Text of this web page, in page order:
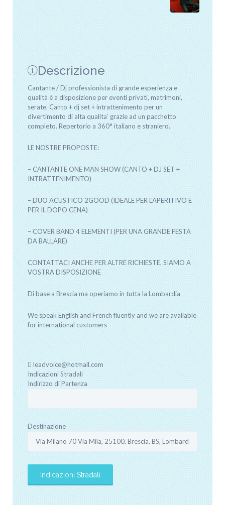
Descrizione
Cantante / Dj professionista di grande esperienza e
qualità è a disposizione per eventi privati, matrimoni,
serate. Canto + dj set + intrattenimento per un
divertimento di alta qualita’ grazie ad un pacchetto
completo. Repertorio a 360° italiano e straniero.
LE NOSTRE PROPOSTE:
– CANTANTE ONE MAN SHOW (CANTO + DJ SET +
INTRATTENIMENTO)
– DUO ACUSTICO 2GOOD (IDEALE PER L'APERITIVO E
PER IL DOPO CENA)
– COVER BAND 4 ELEMENTI (PER UNA GRANDE FESTA
DA BALLARE)
CONTATTACI ANCHE PER ALTRE RICHIESTE, SIAMO A
VOSTRA DISPOSIZIONE
Di base a Brescia ma operiamo in tutta la Lombardia
We speak English and French fluently and we are available
for international customers
leadvoice@hotmail.com
Indicazioni Stradali
Indirizzo di Partenza
Destinazione